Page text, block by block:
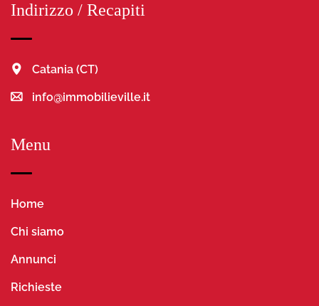
Indirizzo / Recapiti
Catania (CT)
info@immobilieville.it
Menu
Home
Chi siamo
Annunci
Richieste